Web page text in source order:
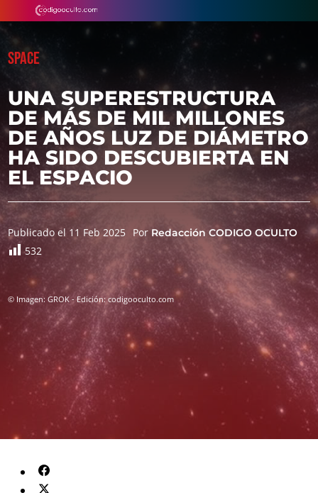
SPACE
UNA SUPERESTRUCTURA
DE MÁS DE MIL MILLONES
DE AÑOS LUZ DE DIÁMETRO
HA SIDO DESCUBIERTA EN
EL ESPACIO
Publicado el 11 Feb 2025 Por Redacción CODIGO OCULTO
532
© Imagen: GROK - Edición: codigooculto.com